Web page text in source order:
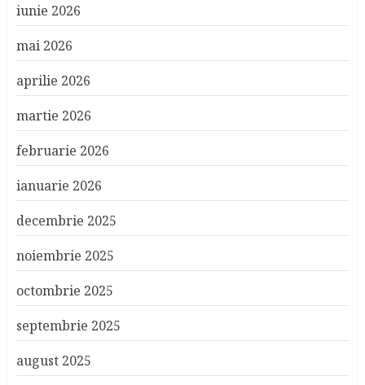
iunie 2026
mai 2026
aprilie 2026
martie 2026
februarie 2026
ianuarie 2026
decembrie 2025
noiembrie 2025
octombrie 2025
septembrie 2025
august 2025